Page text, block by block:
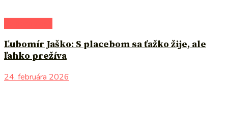
Ľubomír Jaško: S placebom sa ťažko žije, ale
ľahko prežíva
24. februára 2026